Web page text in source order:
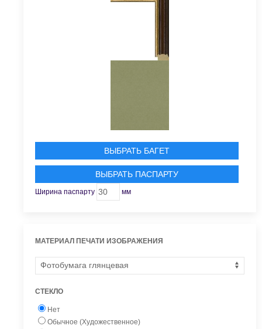
ВЫБРАТЬ БАГЕТ
ВЫБРАТЬ ПАСПАРТУ
Ширина паспарту мм
МАТЕРИАЛ ПЕЧАТИ ИЗОБРАЖЕНИЯ
СТЕКЛО
Нет
Обычное (Художественное)